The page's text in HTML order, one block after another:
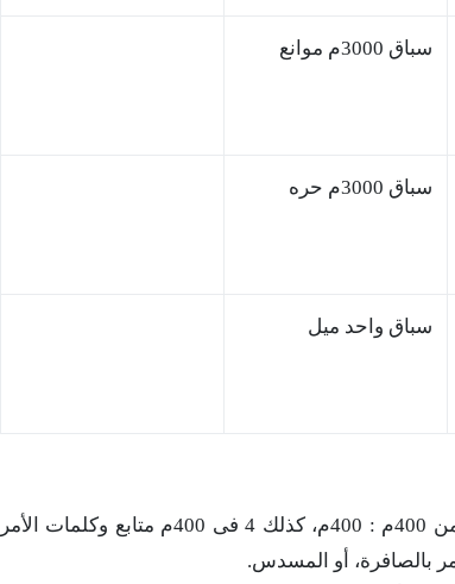
سباق 3000م موانع
سباق 3000م حره
سباق واحد ميل
في كل اللقاءات الدولية وفي مسابقات الأقصر من 400م : 400م، كذلك 4 فى 400م متابع وكلمات الأمر
بالصافرة، أو المسدس.